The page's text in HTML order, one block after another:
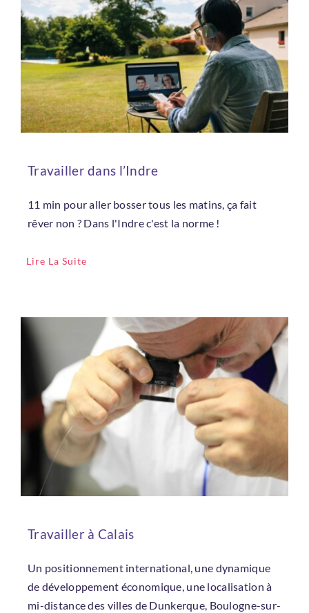
Travailler dans l’Indre
11 min pour aller bosser tous les matins, ça fait
rêver non ? Dans l'Indre c'est la norme !
Lire La Suite
Travailler à Calais
Un positionnement international, une dynamique
de développement économique, une localisation à
mi-distance des villes de Dunkerque, Boulogne-sur-